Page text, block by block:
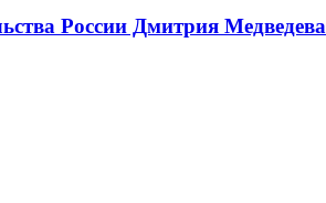
России Дмитрия Медведева